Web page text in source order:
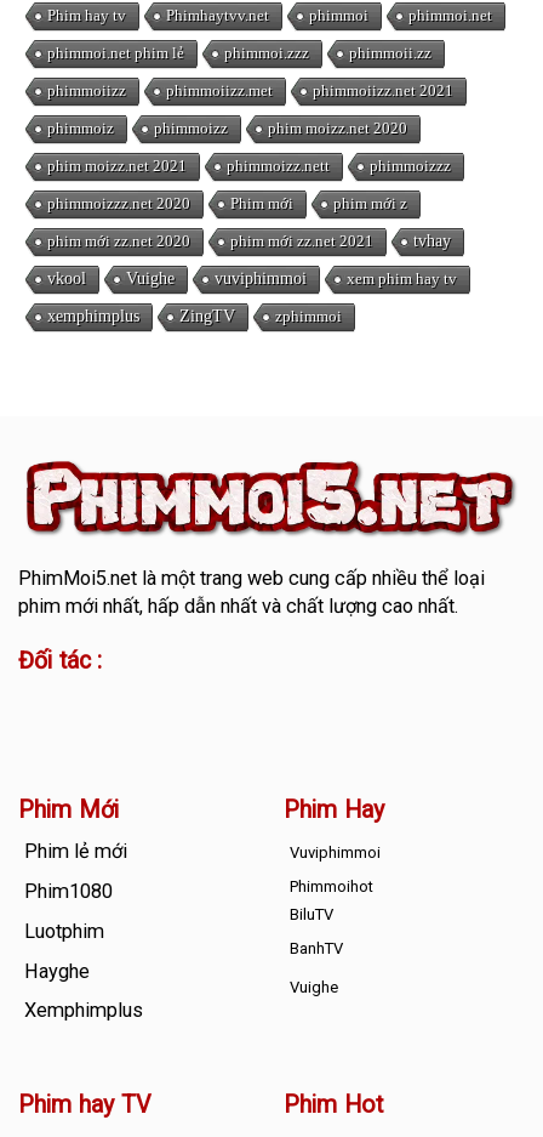
Phim hay tv Phimhaytvv.net phimmoi phimmoi.net
phimmoi.net phim lẻ phimmoi.zzz phimmoii.zz
phimmoiizz phimmoiizz.met phimmoiizz.net 2021
phimmoiz phimmoizz phim moizz.net 2020
phim moizz.net 2021 phimmoizz.nett phimmoizzz
phimmoizzz.net 2020 Phim mới phim mới z
phim mới zz.net 2020 phim mới zz.net 2021 tvhay
vkool Vuighe vuviphimmoi xem phim hay tv
xemphimplus ZingTV zphimmoi
PhimMoi5.netlà một trang web cung cấp nhiều thể loại
phim mới nhất, hấp dẫn nhất và chất lượng cao nhất.
Đối tác :
Phim Mới
Phim lẻ mới
Phim1080
Luotphim
Hayghe
Xemphimplus
Phim Hay
Vuviphimmoi
Phimmoihot
BiluTV
BanhTV
Vuighe
Phim hay TV Phim Hot